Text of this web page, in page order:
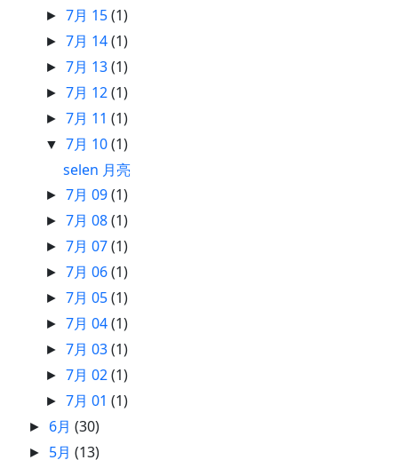
►7月 15(1)
►7月 14(1)
►7月 13(1)
►7月 12(1)
►7月 11(1)
▼7月 10(1)
selen 月亮
►7月 09(1)
►7月 08(1)
►7月 07(1)
►7月 06(1)
►7月 05(1)
►7月 04(1)
►7月 03(1)
►7月 02(1)
►7月 01(1)
► 6月(30)
► 5月(13)